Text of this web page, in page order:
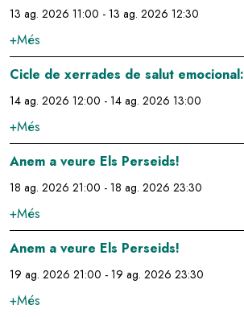
comunitat per millorar la teva salut
13 ag. 2026 11:00 - 13 ag. 2026 12:30
+Més
Cicle de xerrades de salut emocional:
gestió de l'estrés a través de la
respiració
14 ag. 2026 12:00 - 14 ag. 2026 13:00
+Més
Anem a veure Els Perseids!
18 ag. 2026 21:00 - 18 ag. 2026 23:30
+Més
Anem a veure Els Perseids!
19 ag. 2026 21:00 - 19 ag. 2026 23:30
+Més